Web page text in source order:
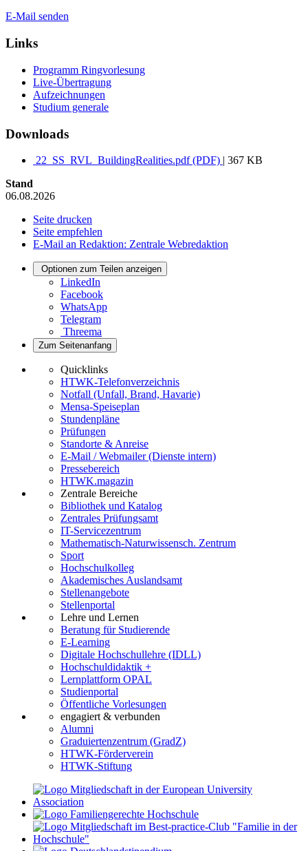
E-Mail senden
Links
Programm Ringvorlesung
Live-Übertragung
Aufzeichnungen
Studium generale
Downloads
22_SS_RVL_BuildingRealities.pdf (PDF) | 367 KB
Stand
06.08.2026
Seite drucken
Seite empfehlen
E-Mail an Redaktion: Zentrale Webredaktion
Optionen zum Teilen anzeigen
LinkedIn
Facebook
WhatsApp
Telegram
Threema
Zum Seitenanfang
Quicklinks
HTWK-Telefonverzeichnis
Notfall (Unfall, Brand, Havarie)
Mensa-Speiseplan
Stundenpläne
Prüfungen
Standorte & Anreise
E-Mail / Webmailer (Dienste intern)
Pressebereich
HTWK.magazin
Zentrale Bereiche
Bibliothek und Katalog
Zentrales Prüfungsamt
IT-Servicezentrum
Mathematisch-Naturwissensch. Zentrum
Sport
Hochschulkolleg
Akademisches Auslandsamt
Stellenangebote
Stellenportal
Lehre und Lernen
Beratung für Studierende
E-Learning
Digitale Hochschullehre (IDLL)
Hochschuldidaktik +
Lernplattform OPAL
Studienportal
Öffentliche Vorlesungen
engagiert & verbunden
Alumni
Graduiertenzentrum (GradZ)
HTWK-Förderverein
HTWK-Stiftung